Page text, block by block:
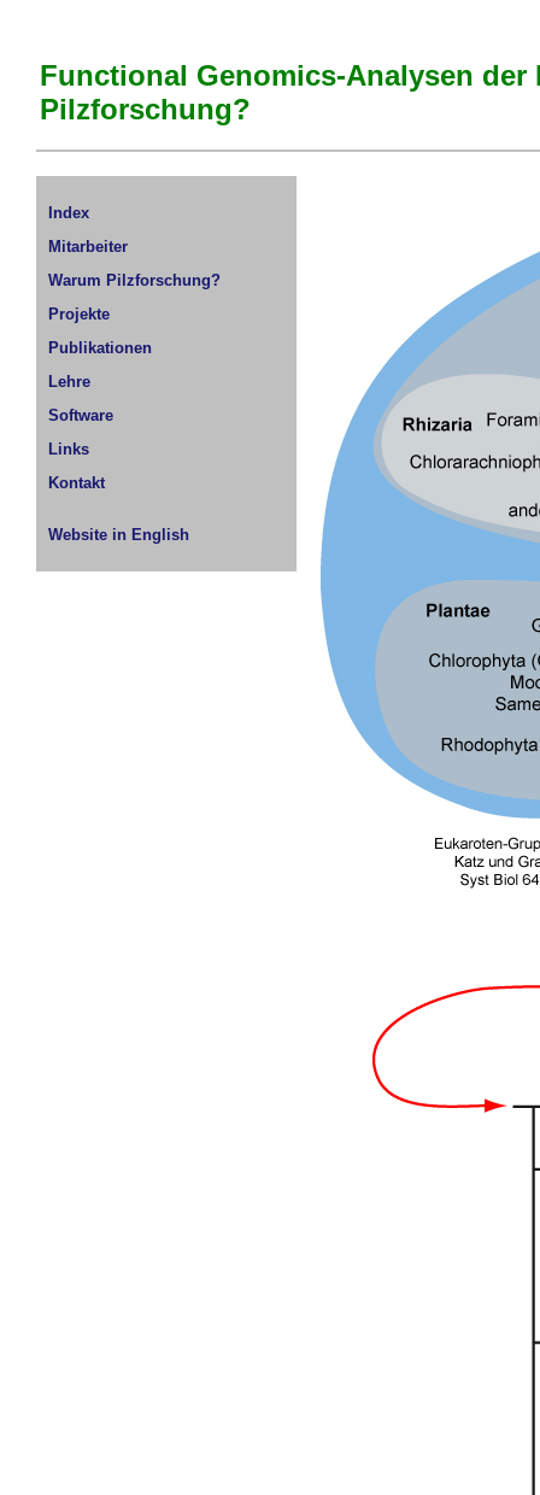
Functional Genomics-Analysen
Pilzforschung?
Index
Mitarbeiter
Warum Pilzforschung?
Projekte
Publikationen
Lehre
Software
Links
Kontakt
Website in English